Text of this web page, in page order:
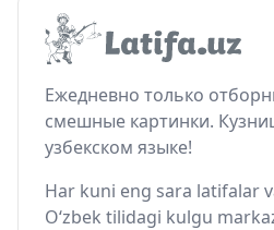
Ежедневно только
смешные картинки.
узбекском языке!
Har kuni eng sara latifalar
O‘zbek tilidagi kulgu